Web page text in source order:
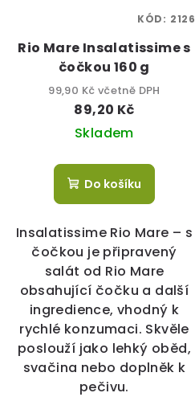
Rio Mare Insalatissime s
čočkou 160 g
99,90 Kč včetně DPH
89,20 Kč
Skladem
Do košíku
Insalatissime Rio Mare – s
čočkou je připravený
salát od Rio Mare
obsahující čočku a další
ingredience, vhodný k
rychlé konzumaci. Skvěle
poslouží jako lehký oběd,
svačina nebo doplněk k
pečivu.
KÓD: 2126